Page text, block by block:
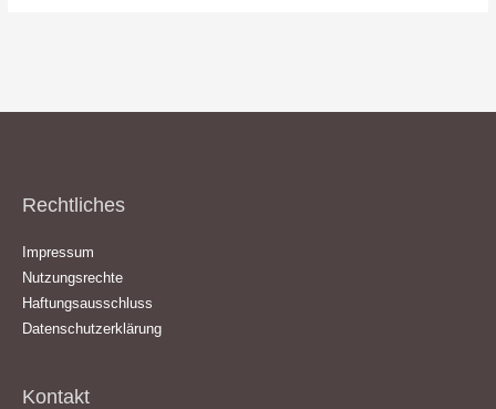
Rechtliches
Impressum
Nutzungsrechte
Haftungsausschluss
Datenschutzerklärung
Kontakt